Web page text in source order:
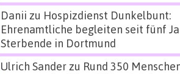
Danii zu Hospizdienst Dunkelbunt:
Ehrenamtliche begleiten seit fünf
Sterbende in Dortmund
Ulrich Sanderzu Rund 350